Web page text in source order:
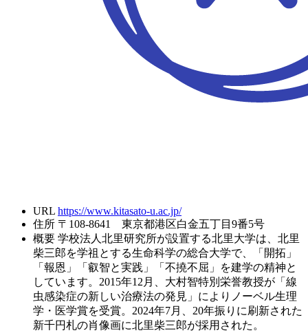
URL https://www.kitasato-u.ac.jp/
住所 〒108-8641 東京都港区白金五丁目9番5号
概要 学校法人北里研究所が設置する北里大学は、北里
柴三郎を学祖とする生命科学の総合大学で、「開拓」
「報恩」「叡智と実践」「不撓不屈」を建学の精神と
しています。2015年12月、大村智特別栄誉教授が「線
虫感染症の新しい治療法の発見」によりノーベル生理
学・医学賞を受賞。2024年7月、20年振りに刷新された
新千円札の肖像画に北里柴三郎が採用された。